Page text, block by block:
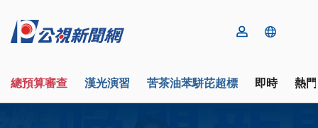
總預算審查 漢光演習 苦茶油苯駢芘超標 即時 熱